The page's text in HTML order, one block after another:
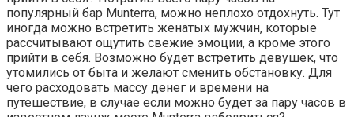
популярный бар Munterra, можно неплохо отдохнуть. Тут
иногда можно встретить женатых мужчин, которые
рассчитывают ощутить свежие эмоции, а кроме этого
прийти в себя. Возможно будет встретить девушек, что
утомились от быта и желают сменить обстановку. Для
чего расходовать массу денег и времени на
путешествие, в случае если можно будет за пару часов в